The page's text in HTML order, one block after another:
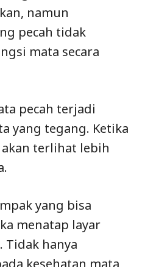
namun
pecah tidak
mata secara
pecah terjadi
yang tegang. Ketika
terlihat lebih
yang bisa
menatap layar
Tidak hanya
kesehatan mata,